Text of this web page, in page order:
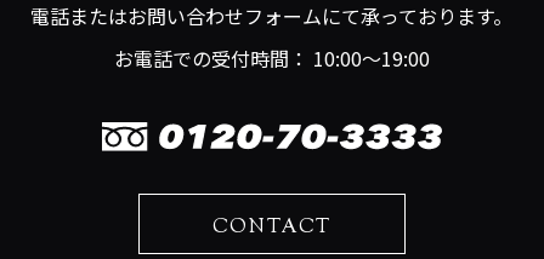
電話またはお問い合わせフォームにて承っております。
お電話での受付時間： 10:00～19:00
CONTACT